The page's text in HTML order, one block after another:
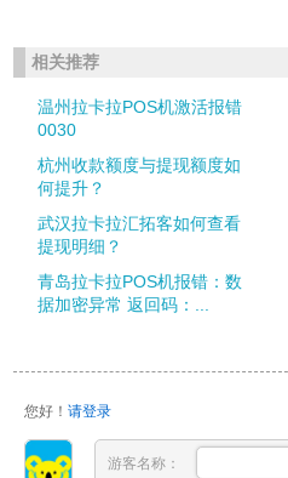
相关推荐
温州拉卡拉POS机激活报错
0030
杭州收款额度与提现额度如
何提升？
武汉拉卡拉汇拓客如何查看
提现明细？
青岛拉卡拉POS机报错：数
据加密异常 返回码：...
您好！ 请登录
游客名称：